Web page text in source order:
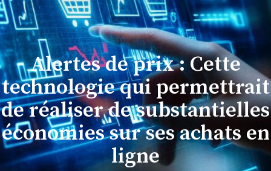
Alertes de prix : Cette
technologie qui permettrait
de réaliser de substantielles
économies sur ses achats en
ligne